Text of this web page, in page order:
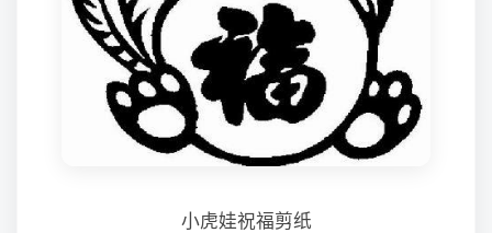
小虎娃祝福剪纸